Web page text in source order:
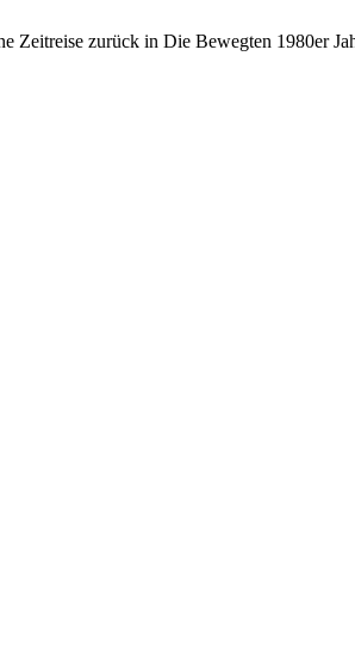
Zeitreise zurück in Die Bewegten 1980er